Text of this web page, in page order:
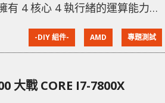
有 4 核心 4 執行緒的運算能力，
5K 價位區間的處理器，Ryzen
緒，但有著真實 4 核心，定能與
-DIY 組件- AMD 專題測試
大戰 CORE I7-7800X